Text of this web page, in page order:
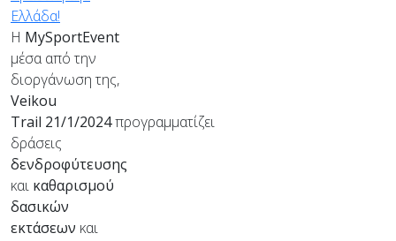
Η MySportEvent
μέσα από την
διοργάνωση της,
Veikou
Trail 21/1/2024προγραμματίζει
δράσεις
δενδροφύτευσης
και καθαρισμού
δασικών
εκτάσεων και